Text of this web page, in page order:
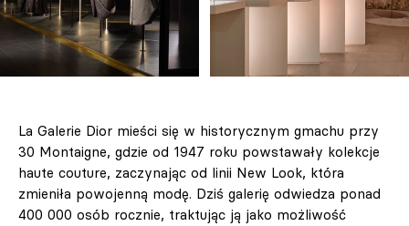
La Galerie Dior mieści się w historycznym gmachu przy
30 Montaigne, gdzie od 1947 roku powstawały kolekcje
haute couture, zaczynając od linii New Look, która
zmieniła powojenną modę. Dziś galerię odwiedza ponad
400 000 osób rocznie, traktując ją jako możliwość